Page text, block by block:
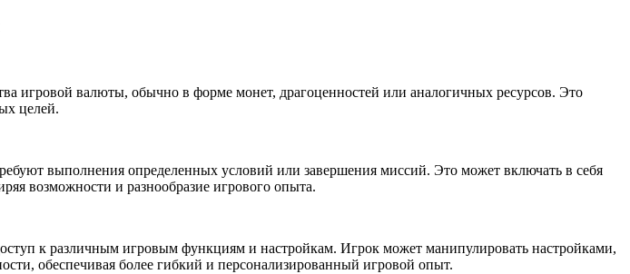
игровой валюты, обычно в форме монет, драгоценностей или аналогичных ресурсов. Это
целей.
выполнения определенных условий или завершения миссий. Это может включать в себя
возможности и разнообразие игрового опыта.
к различным игровым функциям и настройкам. Игрок может манипулировать настройками,
обеспечивая более гибкий и персонализированный игровой опыт.